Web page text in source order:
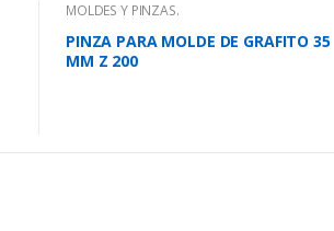
MOLDES Y PINZAS.
PINZA PARA MOLDE DE GRAFITO 35
MM Z 200